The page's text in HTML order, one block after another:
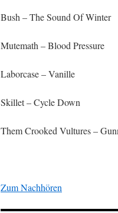
Bush – The Sound Of Winter
Mutemath – Blood Pressure
Laborcase – Vanille
Skillet – Cycle Down
Them Crooked Vultures –
Zum Nachhören